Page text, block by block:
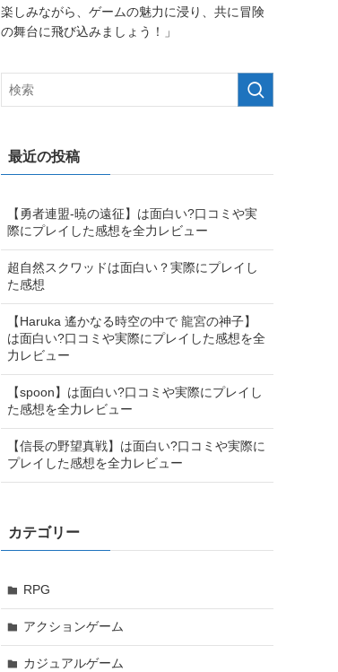
楽しみながら、ゲームの魅力に浸り、共に冒険
の舞台に飛び込みましょう！」
最近の投稿
【勇者連盟-暁の遠征】は面白い?口コミや実
際にプレイした感想を全力レビュー
超自然スクワッドは面白い？実際にプレイし
た感想
【Haruka 遙かなる時空の中で 龍宮の神子】
は面白い?口コミや実際にプレイした感想を全
力レビュー
【spoon】は面白い?口コミや実際にプレイし
た感想を全力レビュー
【信長の野望真戦】は面白い?口コミや実際に
プレイした感想を全力レビュー
カテゴリー
RPG
アクションゲーム
カジュアルゲーム